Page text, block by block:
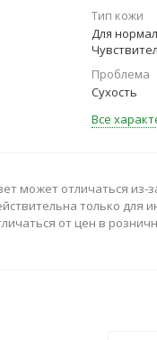
Тип кожи
Для
Проблема
Сухость
Все
может отличаться из-
только для
от цен в